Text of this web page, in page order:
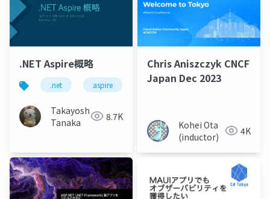
.NET Aspire概略
.net aspire
Takayoshi
Tanaka
8.7K
Chris Aniszczyk CNCF
Japan Dec 2023
Kohei Ota
(inductor)
4K